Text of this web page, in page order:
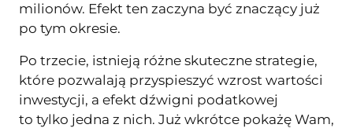
milionów. Efekt ten zaczyna być znaczący już
po tym okresie.
Po trzecie, istnieją różne skuteczne strategie,
które pozwalają przyspieszyć wzrost wartości
inwestycji, a efekt dźwigni podatkowej
to tylko jedna z nich. Już wkrótce pokażę Wam,